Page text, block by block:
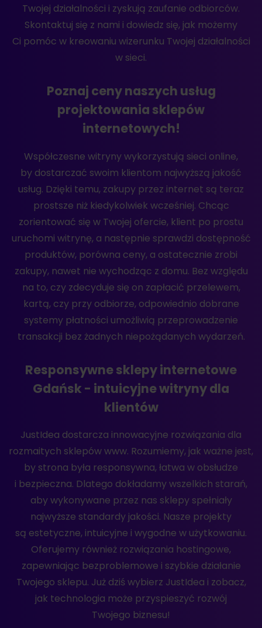
Twojej działalności i zyskują zaufanie odbiorców.
Skontaktuj się z nami i dowiedz się, jak możemy
Ci pomóc w kreowaniu wizerunku Twojej działalności
w sieci.
Poznaj ceny naszych usług
projektowania sklepów
internetowych!
Współczesne witryny wykorzystują sieci online,
by dostarczać swoim klientom najwyższą jakość
usług. Dzięki temu, zakupy przez internet są teraz
prostsze niż kiedykolwiek wcześniej. Chcąc
zorientować się w Twojej ofercie, klient po prostu
uruchomi witrynę, a następnie sprawdzi dostępność
produktów, porówna ceny, a ostatecznie zrobi
zakupy, nawet nie wychodząc z domu. Bez względu
na to, czy zdecyduje się on zapłacić przelewem,
kartą, czy przy odbiorze, odpowiednio dobrane
systemy płatności umożliwią przeprowadzenie
transakcji bez żadnych niepożądanych wydarzeń.
Responsywne sklepy internetowe
Gdańsk - intuicyjne witryny dla
klientów
JustIdea dostarcza innowacyjne rozwiązania dla
rozmaitych sklepów www. Rozumiemy, jak ważne jest,
by strona była responsywna, łatwa w obsłudze
i bezpieczna. Dlatego dokładamy wszelkich starań,
aby wykonywane przez nas sklepy spełniały
najwyższe standardy jakości. Nasze projekty
są estetyczne, intuicyjne i wygodne w użytkowaniu.
Oferujemy również rozwiązania hostingowe,
zapewniając bezproblemowe i szybkie działanie
Twojego sklepu. Już dziś wybierz JustIdea i zobacz,
jak technologia może przyspieszyć rozwój
Twojego biznesu!